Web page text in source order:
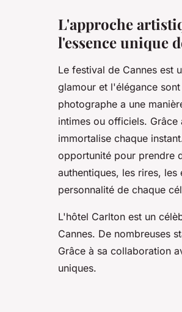
L'approche
l'essence unique
Le festival de Cannes est
glamour et l'élégance
photographe a une
intimes ou officiels.
immortalise chaque
opportunité pour prendre
authentiques, les rires,
personnalité de chaque
L'hôtel Carlton est un
Cannes. De nombreuses
Grâce à sa collaboration
uniques.